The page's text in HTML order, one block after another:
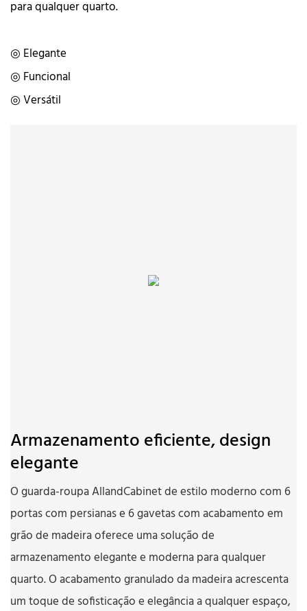
para qualquer quarto.
◎ Elegante
◎ Funcional
◎ Versátil
Armazenamento eficiente, design
elegante
O guarda-roupa AllandCabinet de estilo moderno com 6
portas com persianas e 6 gavetas com acabamento em
grão de madeira oferece uma solução de
armazenamento elegante e moderna para qualquer
quarto. O acabamento granulado da madeira acrescenta
um toque de sofisticação e elegância a qualquer espaço,